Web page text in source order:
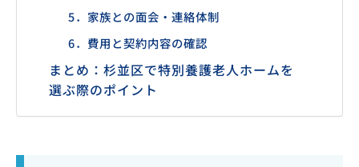
5．家族との面会・連絡体制
6．費用と契約内容の確認
まとめ：杉並区で特別養護老人ホームを
選ぶ際のポイント